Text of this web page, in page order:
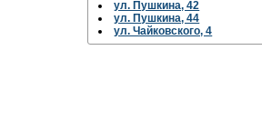
ул. Пушкина, 42
ул. Пушкина, 44
ул. Чайковского, 4